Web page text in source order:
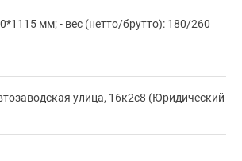
мм; - вес (нетто/брутто): 180/260
улица, 16к2с8 (Юридический